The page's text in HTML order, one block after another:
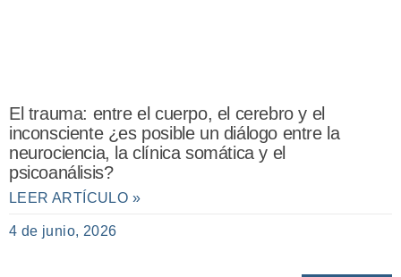
El trauma: entre el cuerpo, el cerebro y el
inconsciente ¿es posible un diálogo entre la
neurociencia, la clínica somática y el
psicoanálisis?
LEER ARTÍCULO »
4 de junio, 2026